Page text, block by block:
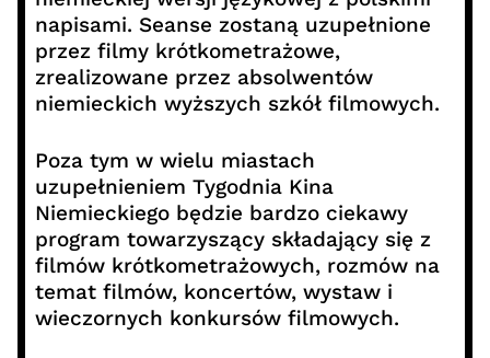
napisami. Seanse zostaną uzupełnione
przez filmy krótkometrażowe,
zrealizowane przez absolwentów
niemieckich wyższych szkół filmowych.
Poza tym w wielu miastach
uzupełnieniem Tygodnia Kina
Niemieckiego będzie bardzo ciekawy
program towarzyszący składający się z
filmów krótkometrażowych, rozmów na
temat filmów, koncertów, wystaw i
wieczornych konkursów filmowych.